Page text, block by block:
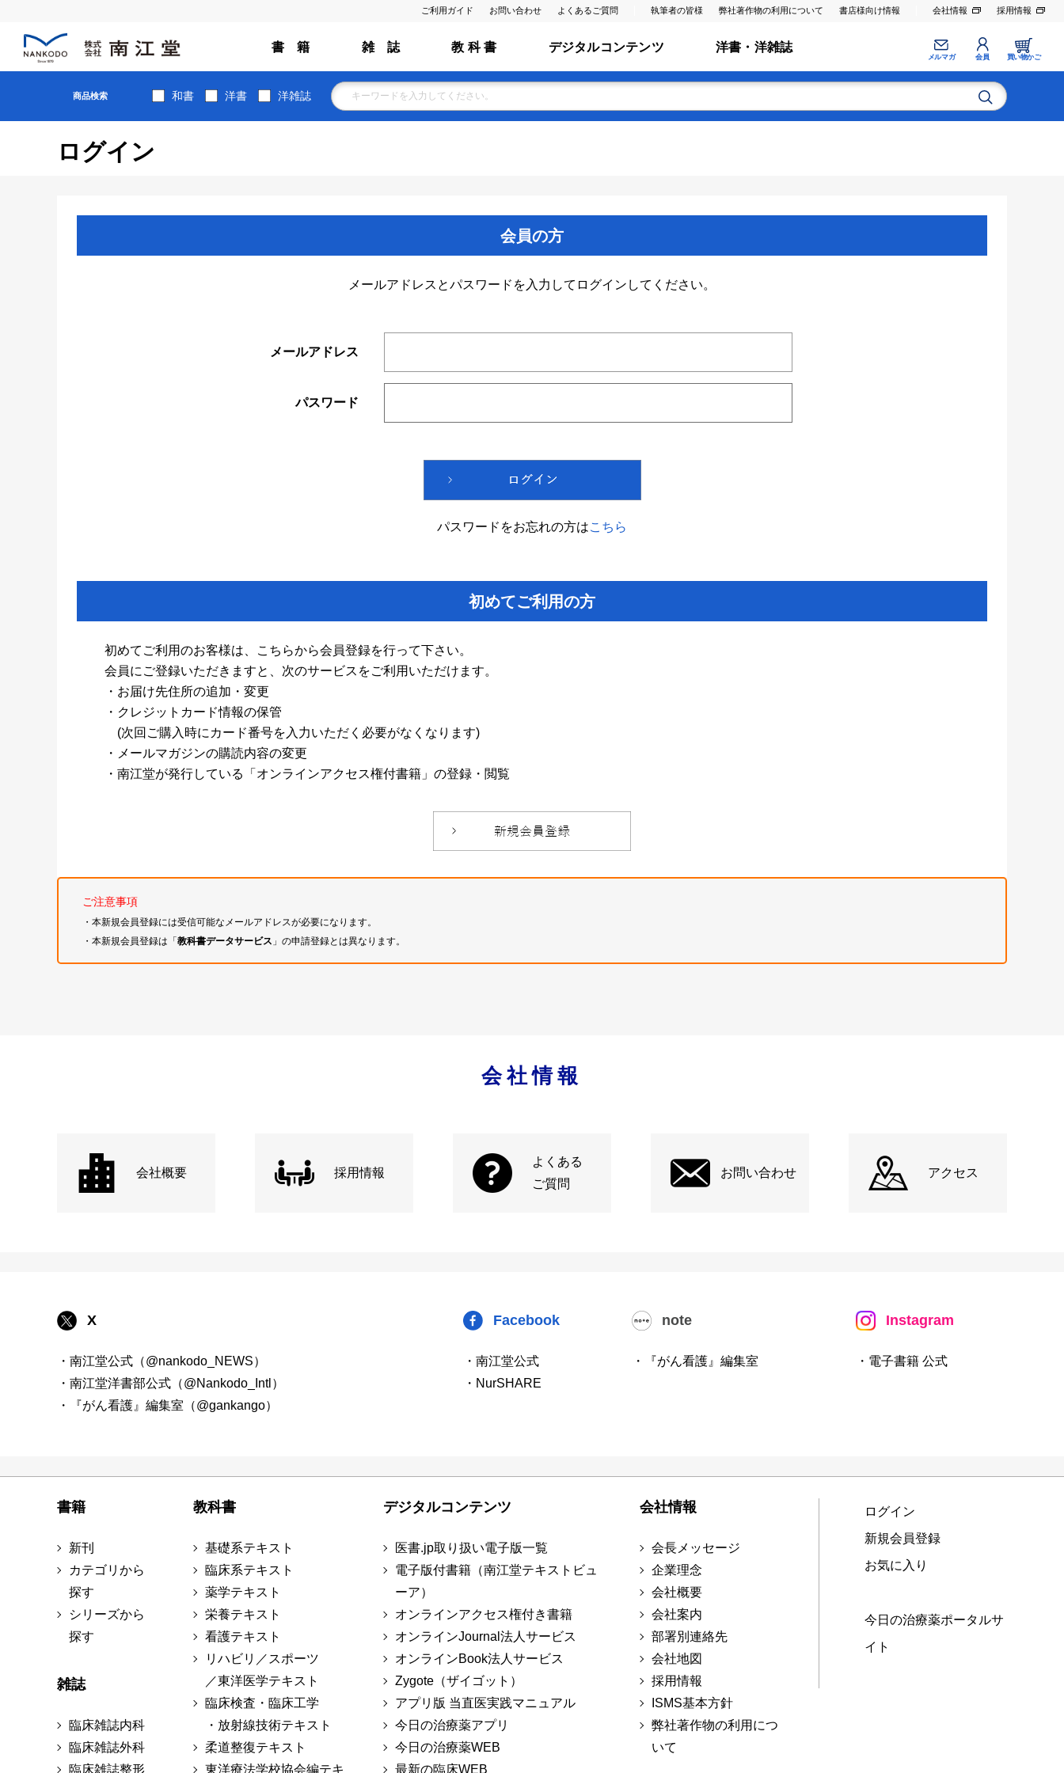
ご利用ガイド お問い合わせ よくあるご質問 執筆者の皆様 弊社著作物の利用について 書店様向け情報 会社情報 採用情報
書 籍 雑 誌 教 科 書 デジタルコンテンツ 洋書・洋雑誌
メルマガ 会員 買い物かご
商品検索 和書 洋書 洋雑誌
ログイン
会員の方
メールアドレスとパスワードを入力してログインしてください。
メールアドレス
パスワード
パスワードをお忘れの方はこちら
初めてご利用の方
初めてご利用のお客様は、こちらから会員登録を行って下さい。
会員にご登録いただきますと、次のサービスをご利用いただけます。
・お届け先住所の追加・変更
・クレジットカード情報の保管
(次回ご購入時にカード番号を入力いただく必要がなくなります)
・メールマガジンの購読内容の変更
・南江堂が発行している「オンラインアクセス権付書籍」の登録・閲覧
ご注意事項
・本新規会員登録には受信可能なメールアドレスが必要になります。
・本新規会員登録は「教科書データサービス 」の申請登録とは異なります。
会社情報
会社概要 採用情報
よくある
ご質問
お問い合わせ アクセス
X
・南江堂公式（@nankodo_NEWS）
・南江堂洋書部公式（@Nankodo_Intl）
・『がん看護』編集室（@gankango）
Facebook
・南江堂公式
・NurSHARE
note
・『がん看護』編集室
Instagram
・電子書籍 公式
書籍
新刊
カテゴリから
探す
シリーズから
探す
雑誌
臨床雑誌内科
臨床雑誌外科
臨床雑誌整形
教科書
基礎系テキスト
臨床系テキスト
薬学テキスト
栄養テキスト
看護テキスト
リハビリ／スポーツ
／東洋医学テキスト
臨床検査・臨床工学
・放射線技術テキスト
柔道整復テキスト
東洋療法学校協会編テキ
デジタルコンテンツ
医書.jp取り扱い電子版一覧
電子版付書籍（南江堂テキストビュ
ーア）
オンラインアクセス権付き書籍
オンラインJournal法人サービス
オンラインBook法人サービス
Zygote（ザイゴット）
アプリ版 当直医実践マニュアル
今日の治療薬アプリ
今日の治療薬WEB
最新の臨床WEB
会社情報
会長メッセージ
企業理念
会社概要
会社案内
部署別連絡先
会社地図
採用情報
ISMS基本方針
弊社著作物の利用につ
いて
ログイン
新規会員登録
お気に入り
今日の治療薬ポータルサ
イト